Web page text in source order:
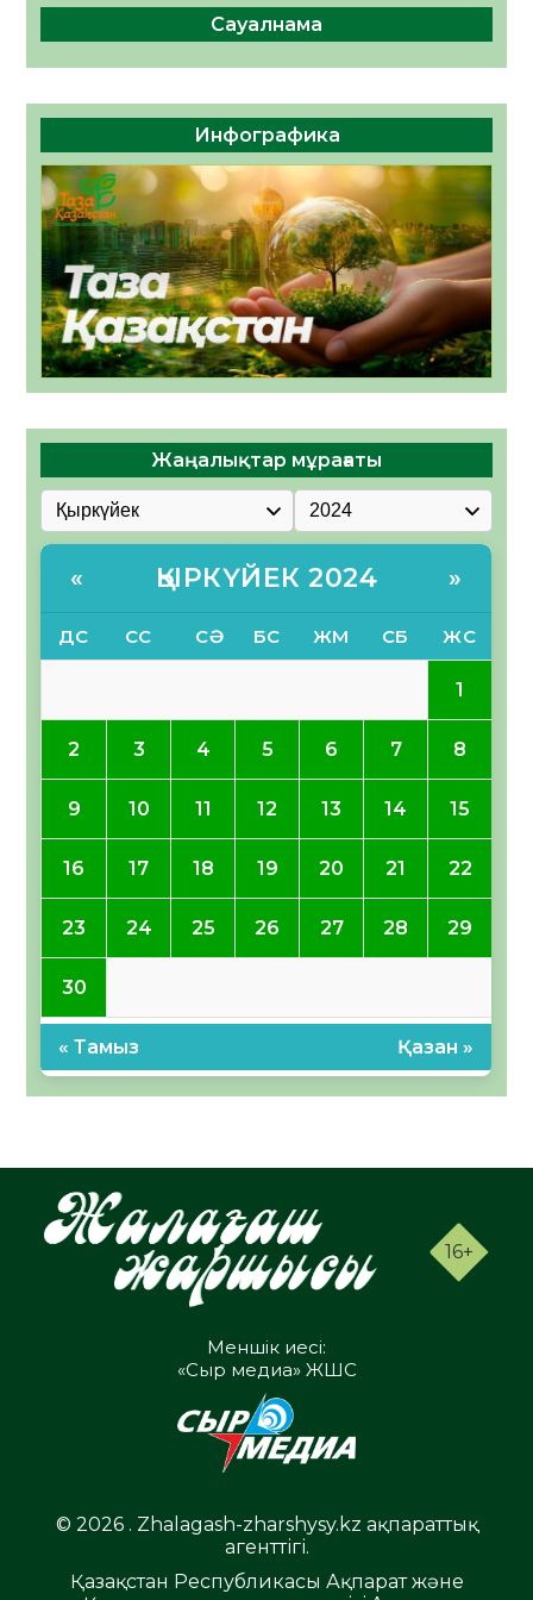
Сауалнама
Инфографика
Жаңалықтар мұрағаты
« ҚЫРКҮЙЕК 2024 »
ДС СС СӘ БС ЖМ СБ ЖС
1
2 3 4 5 6 7 8
9 10 11 12 13 14 15
16 17 18 19 20 21 22
23 24 25 26 27 28 29
30
« Тамыз Қазан »
16+
Меншік иесі:
«Сыр медиа» ЖШС
© 2026 . Zhalagash-zharshysy.kz ақпараттық
агенттігі.
Қазақстан Республикасы Ақпарат және